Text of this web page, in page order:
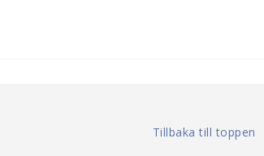
Tillbaka till toppen